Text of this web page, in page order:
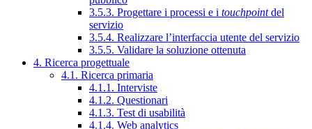
3.5.3. Progettare i processi e i touchpointdel
servizio
3.5.4. Realizzare l’interfaccia utente del servizio
3.5.5. Validare la soluzione ottenuta
4. Ricerca progettuale
4.1. Ricerca primaria
4.1.1. Interviste
4.1.2. Questionari
4.1.3. Test di usabilità
4.1.4. Web analytics